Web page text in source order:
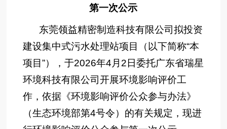
第一次公示
东莞领益精密制造科技有限公司拟投资
建设集中式污水处理站项目（以下简称“本
项目”），于2026年4月2日委托广东省瑞星
环境科技有限公司开展环境影响评价工
作，依据《环境影响评价公众参与办法》
（生态环境部第4号令）的有关规定，现进